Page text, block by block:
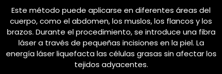
Este método puede aplicarse en diferentes áreas del
cuerpo, como el abdomen, los muslos, los flancos y los
brazos. Durante el procedimiento, se introduce una fibra
láser a través de pequeñas incisiones en la piel. La
energía láser liquefacta las células grasas sin afectar los
tejidos adyacentes.